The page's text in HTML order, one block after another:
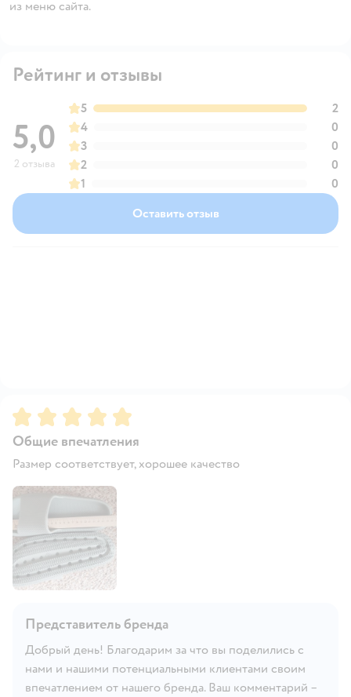
из меню сайта.
Рейтинг и отзывы
5,0
2 отзыва
5
2
4
0
3
0
2
0
1
0
Оставить отзыв
Рейтинг:5
Общие впечатления
Размер соответствует, хорошее качество
Представитель бренда
Добрый день! Благодарим за что вы поделились с
нами и нашими потенциальными клиентами своим
впечатлением от нашего бренда. Ваш комментарий –